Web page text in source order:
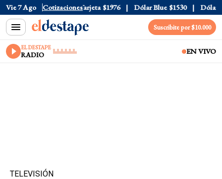
Vie 7 Ago Cotizaciones
$1520 Dólar Tarjeta $1976 Dólar Blue $1530 Dólar
Suscribite por $10.000
EL DESTAPE
RADIO EN VIVO
TELEVISIÓN